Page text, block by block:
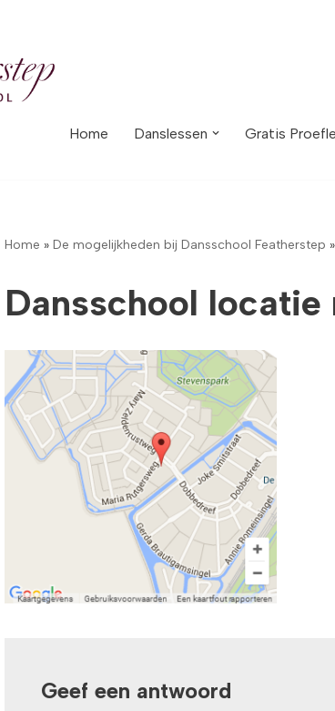
Home Danslessen Gratis
Home » De mogelijkheden bij Dansschool Featherstep »
Dansschool locatie
Geef een antwoord